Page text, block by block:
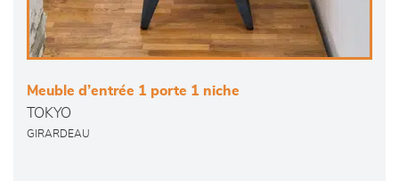
Meuble d’entrée 1 porte 1 niche
TOKYO
GIRARDEAU